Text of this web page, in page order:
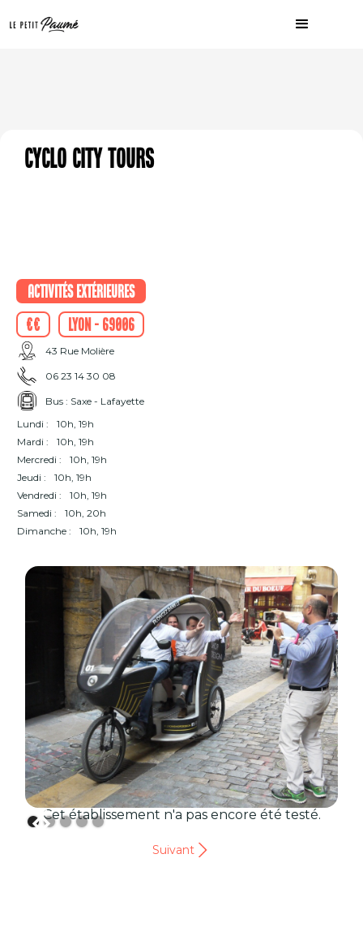
Cyclo City Tours
Activités extérieures
€€
Lyon - 69006
43 Rue Molière
06 23 14 30 08
Bus : Saxe - Lafayette
Lundi :
10h, 19h
Mardi :
10h, 19h
Mercredi :
10h, 19h
Jeudi :
10h, 19h
Vendredi :
10h, 19h
Samedi :
10h, 20h
Dimanche :
10h, 19h
Cet établissement n'a pas encore été testé.
Suivant